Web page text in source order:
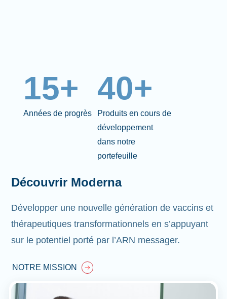
15+
Années de progrès
40+
Produits en cours de
développement
dans notre
portefeuille
Découvrir Moderna
Développer une nouvelle génération de vaccins et
thérapeutiques transformationnels en s’appuyant
sur le potentiel porté par l’ARN messager.
NOTRE MISSION